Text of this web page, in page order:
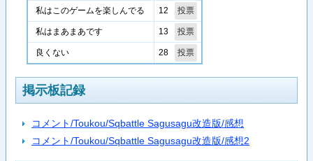
私はこのゲームを楽しんでる 12
私はまあまあです 13
良くない 28
掲示板記録
コメント/Toukou/Sqbattle Sagusagu改造版/感想
コメント/Toukou/Sqbattle Sagusagu改造版/感想2